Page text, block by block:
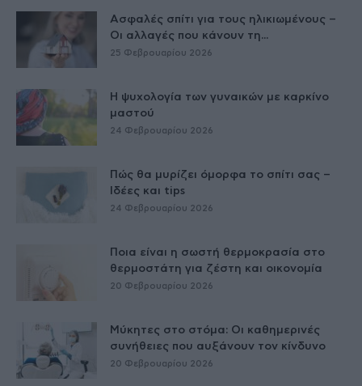
Ασφαλές σπίτι για τους ηλικιωμένους –
Οι αλλαγές που κάνουν τη...
25 Φεβρουαρίου 2026
Η ψυχολογία των γυναικών με καρκίνο
μαστού
24 Φεβρουαρίου 2026
Πώς θα μυρίζει όμορφα το σπίτι σας –
Ιδέες και tips
24 Φεβρουαρίου 2026
Ποια είναι η σωστή θερμοκρασία στο
θερμοστάτη για ζέστη και οικονομία
20 Φεβρουαρίου 2026
Μύκητες στο στόμα: Οι καθημερινές
συνήθειες που αυξάνουν τον κίνδυνο
20 Φεβρουαρίου 2026